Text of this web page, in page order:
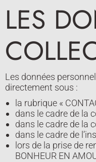
LES
Les données
directement sous :
la rubrique «
dans le cadre de la
dans le cadre de la
dans le cadre de
lors de la prise de
BONHEUR EN